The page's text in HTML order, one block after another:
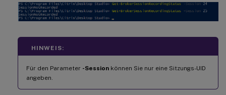
HINWEIS:
Für den Parameter -Session können Sie nur eine Sitzungs-UID
angeben.